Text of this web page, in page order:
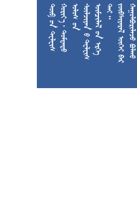

































































  






































